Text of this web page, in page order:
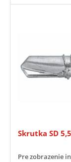
Skrutka SD
Pre zobrazenie